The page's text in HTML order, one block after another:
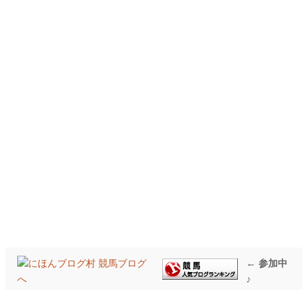
← 参加中
♪